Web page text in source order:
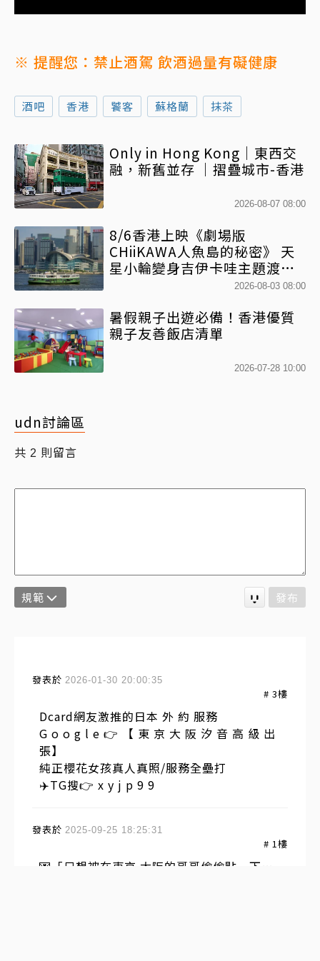
※ 提醒您：禁止酒駕 飲酒過量有礙健康
酒吧 香港 饕客 蘇格蘭 抹茶
Only in Hong Kong｜東西交
融，新舊並存 ｜摺疊城市-香港
2026-08-07 08:00
8/6香港上映《劇場版
CHiiKAWA人魚島的秘密》 天
星小輪變身吉伊卡哇主題渡輪
2026-08-03 08:00
暑假親子出遊必備！香港優質
親子友善飯店清單
2026-07-28 10:00
udn討論區
共 2 則留言
規範 發布
發表於 2026-01-30 20:00:35
# 3樓
Dcard網友激推的日本 外 約 服務
G o o g l e 👉 【 東 京 大 阪 汐 音 高 級 出
張】
純正櫻花女孩真人真照/服務全壘打
✈️TG搜👉 x y j p 9 9
發表於 2025-09-25 18:25:31
# 1樓
💌「只想被在東京.大阪的哥哥偷偷點一下…